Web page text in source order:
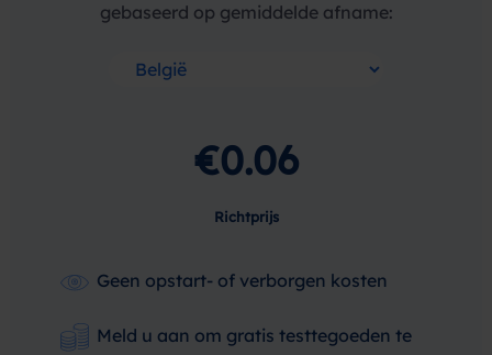
gebaseerd op gemiddelde afname:
€0.06
Richtprijs
Geen opstart- of verborgen kosten
Meld u aan om gratis testtegoeden te